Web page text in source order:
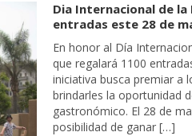
Dia Internacional de la
entradas este 28 de
En honor al Día
que regalará 1100
iniciativa busca premiar a
brindarles la oportunidad
gastronómico. El 28 de
posibilidad de ganar […]